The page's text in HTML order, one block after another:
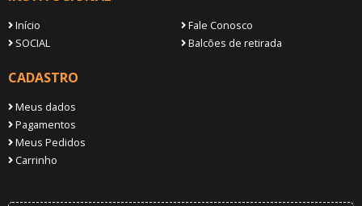
Início
Fale Conosco
SOCIAL
Balcões de retirada
CADASTRO
Meus dados
Pagamentos
Meus Pedidos
Carrinho